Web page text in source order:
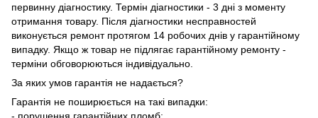
первинну діагностику. Термін діагностики - 3 дні з моменту
отримання товару. Після діагностики несправностей
виконується ремонт протягом 14 робочих днів у гарантійному
випадку. Якщо ж товар не підлягає гарантійному ремонту -
терміни обговорюються індивідуально.
За яких умов гарантія не надається?
Гарантія не поширюється на такі випадки:
- порушення гарантійних пломб;